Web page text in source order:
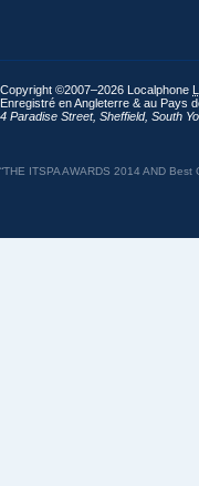
Copyright ©2007–2026 Localphone
Enregistré en Angleterre & au Pays
4 Paradise Street, Sheffield, South
“THE ITSPA AWARDS 2014 AND